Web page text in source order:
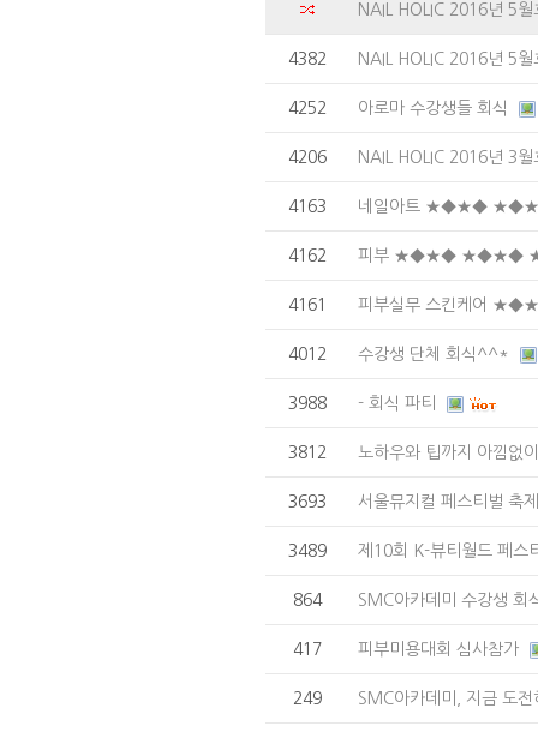
NAIL HOLIC 2016년 5
4382 NAIL HOLIC 2016년 5
4252 아로마 수강생들 회식
4206 NAIL HOLIC 2016년 3
4163 네일아트 ★◆★◆
4162 피부 ★◆★◆ ★◆★◆
4161 피부실무 스킨케어
4012 수강생 단체 회식^^*
3988 - 회식 파티
3812 노하우와 팁까지 아낌없
3693 서울뮤지컬 페스티벌 축
3489 제10회 K-뷰티월드 페스
864 SMC아카데미 수강생 회
417 피부미용대회 심사참가
249 SMC아카데미, 지금 도